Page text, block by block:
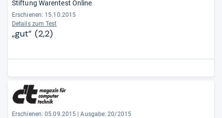
Stiftung Warentest Online
Erschienen: 15.10.2015
Details zum Test
„gut“ (2,2)
Erschienen: 05.09.2015
Ausgabe: 20/2015